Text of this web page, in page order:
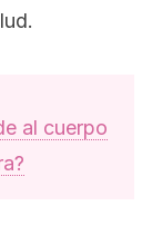
al cuerpo